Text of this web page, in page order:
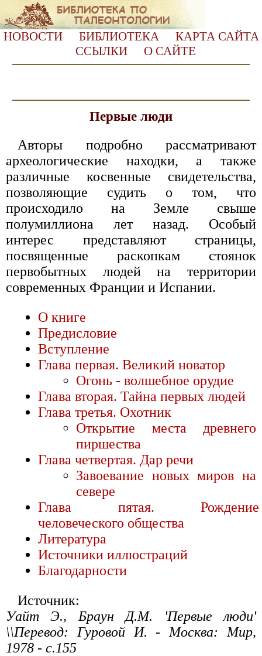
НОВОСТИ БИБЛИОТЕКА
КАРТА САЙТА
ССЫЛКИ
О САЙТЕ
Первые люди
Авторы подробно рассматривают
археологические находки, а также
различные косвенные свидетельства,
позволяющие судить о том, что
происходило на Земле свыше
полумиллиона лет назад. Особый
интерес представляют страницы,
посвященные раскопкам стоянок
первобытных людей на территории
современных Франции и Испании.
О книге
Предисловие
Вступление
Глава первая. Великий новатор
Огонь - волшебное орудие
Глава вторая. Тайна первых людей
Глава третья. Охотник
Открытие места древнего
пиршества
Глава четвертая. Дар речи
Завоевание новых миров на
севере
Глава пятая. Рождение
человеческого общества
Литература
Источники иллюстраций
Благодарности
Источник:
Уайт Э., Браун Д.М. 'Первые люди'
\\Перевод: Гуровой И. - Москва: Мир,
1978 - с.155